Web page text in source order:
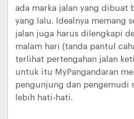
ada marka jalan yang dibuat
yang lalu. Idealnya memang
jalan juga harus dilengkapi
malam hari (tanda pantul
terlihat pertengahan jalan
untuk itu MyPangandaran
pengunjung dan pengemudi
lebih hati-hati.